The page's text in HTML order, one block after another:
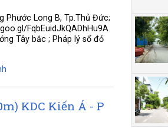
Phước Long B, Tp.Thủ Đức;
FqbEuidJkQADhHu9A
Tây bắc ; Pháp lý sổ đỏ
KDC Kiến Á - P